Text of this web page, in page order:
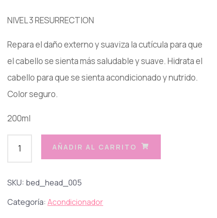
NIVEL 3 RESURRECTION
Repara el daño externo y suaviza la cutícula para que
el cabello se sienta más saludable y suave. Hidrata el
cabello para que se sienta acondicionado y nutrido.
Color seguro.
200ml
AÑADIR AL CARRITO
SKU: bed_head_005
Categoría: Acondicionador